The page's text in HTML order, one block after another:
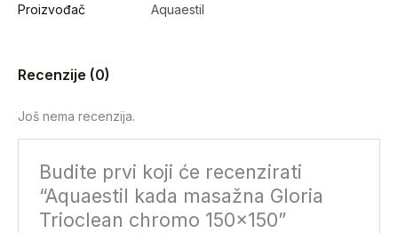
Proizvođač Aquaestil
Recenzije (0)
Još nema recenzija.
Budite prvi koji će recenzirati
“Aquaestil kada masažna Gloria
Trioclean chromo 150×150”